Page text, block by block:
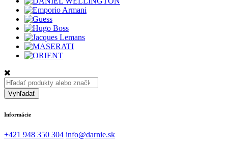
Hľadať:
Vyhľadať
Informácie
+421 948 350 304 info@darnie.sk